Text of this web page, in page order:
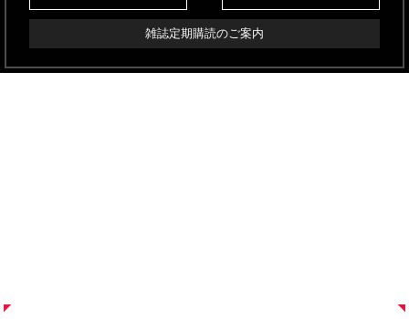
雑誌定期購読のご案内